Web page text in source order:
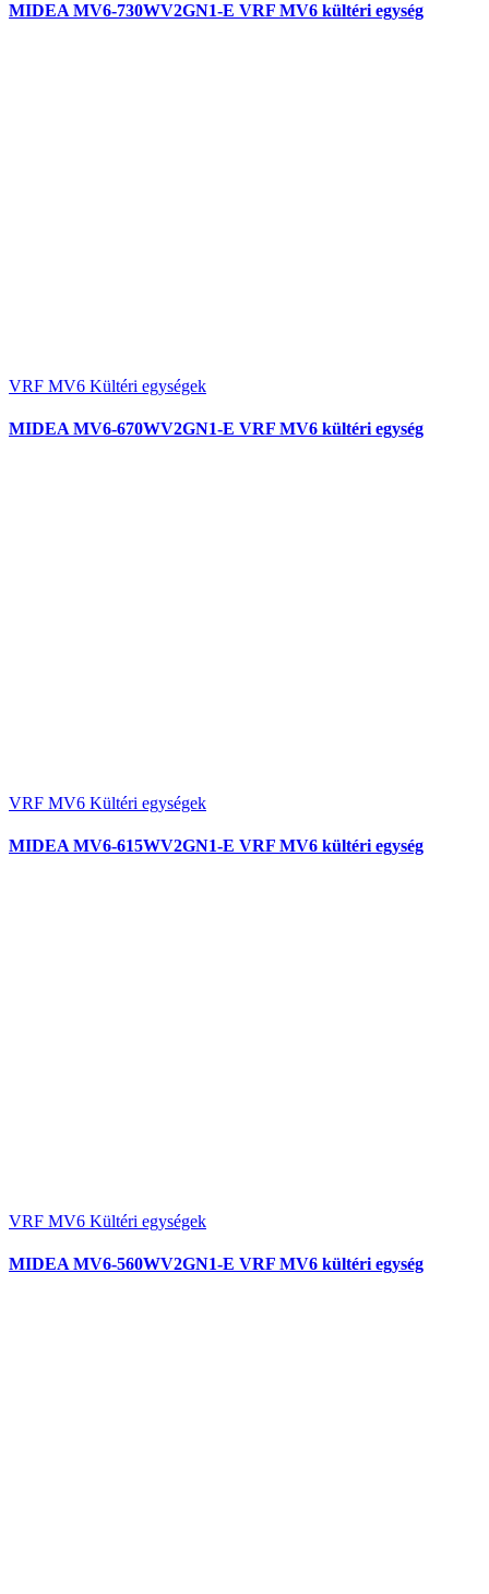
MIDEA MV6-730WV2GN1-E VRF MV6 kültéri egység
VRF MV6 Kültéri egységek
MIDEA MV6-670WV2GN1-E VRF MV6 kültéri egység
VRF MV6 Kültéri egységek
MIDEA MV6-615WV2GN1-E VRF MV6 kültéri egység
VRF MV6 Kültéri egységek
MIDEA MV6-560WV2GN1-E VRF MV6 kültéri egység